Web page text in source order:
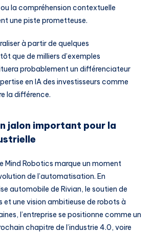
la compréhension contextuelle
une piste prometteuse.
à partir de quelques
que de milliers d’exemples
probablement un différenciateur
en IA des investisseurs comme
la différence.
jalon important pour la
Mind Robotics marque un moment
de l’automatisation. En
automobile de Rivian, le soutien de
et une vision ambitieuse de robots à
l’entreprise se positionne comme un
chapitre de l’industrie 4.0, voire